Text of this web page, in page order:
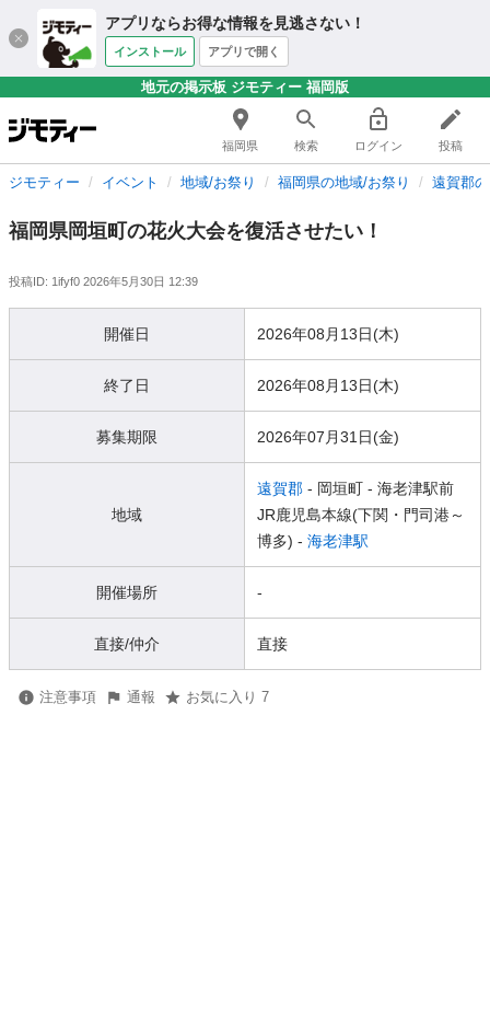
アプリならお得な情報を見逃さない！
インストール アプリで開く
地元の掲示板 ジモティー 福岡版
福岡県 検索 ログイン 投稿
ジモティー イベント 地域/お祭り 福岡県の地域/お祭り 遠賀郡
福岡県岡垣町の花火大会を復活させたい！
投稿ID: 1ifyf0 2026年5月30日 12:39
開催日 2026年08月13日(木)
終了日 2026年08月13日(木)
募集期限 2026年07月31日(金)
地域
遠賀郡 - 岡垣町 - 海老津駅前
JR鹿児島本線(下関・門司港～
博多) - 海老津駅
開催場所 -
直接/仲介 直接
注意事項 通報 お気に入り 7